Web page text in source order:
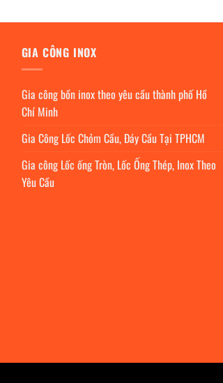
GIA CÔNG INOX
Gia công bồn inox theo yêu cầu thành phố Hồ
Chí Minh
Gia Công Lốc Chỏm Cầu, Đáy Cầu Tại TPHCM
Gia công Lốc ống Tròn, Lốc Ống Thép, Inox Theo
Yêu Cầu